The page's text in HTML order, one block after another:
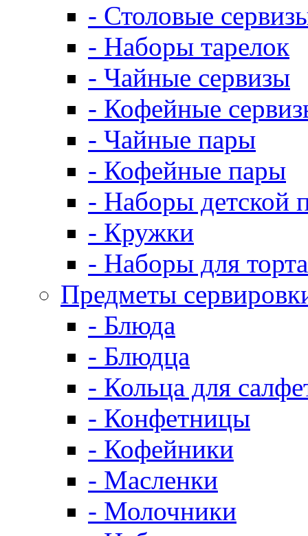
- Столовые
- Наборы тарелок
- Чайные сервизы
- Кофейные
- Чайные пары
- Кофейные пары
- Наборы детской
- Кружки
- Наборы для торта
Предметы
- Блюда
- Блюдца
- Кольца для
- Конфетницы
- Кофейники
- Масленки
- Молочники